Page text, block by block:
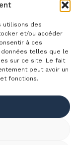
utilisons des
et/ou accéder
à ces
telles que le
sur ce site. Le fait
peut avoir un
fonctions.
Blog